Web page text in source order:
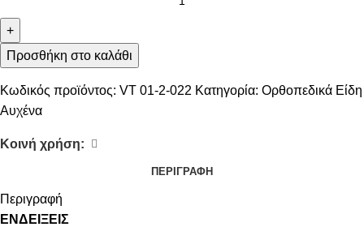
+
Προσθήκη στο καλάθι
Κωδικός προϊόντος: VT 01-2-022 Κατηγορία: Ορθοπεδικά Είδη
Αυχένα
Κοινή χρήση:
ΠΕΡΙΓΡΑΦΉ
Περιγραφή
ΕΝΔΕΙΞΕΙΣ